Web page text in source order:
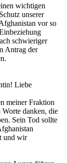
wichtigen
unserer
vor so
schwieriger
Antrag der
Liebe
meiner Fraktion
danken, die
Sein Tod sollte
und wir